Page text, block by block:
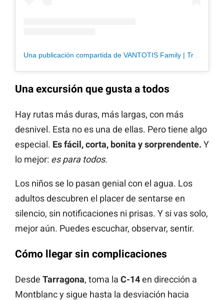
Una excursión que gusta a todos
Hay rutas más duras, más largas, con más
desnivel. Esta no es una de ellas. Pero tiene algo
especial. Es fácil, corta, bonita y sorprendente. Y
lo mejor: es para todos.
Los niños se lo pasan genial con el agua. Los
adultos descubren el placer de sentarse en
silencio, sin notificaciones ni prisas. Y si vas solo,
mejor aún. Puedes escuchar, observar, sentir.
Cómo llegar sin complicaciones
Desde Tarragona, toma la C-14en dirección a
Montblanc y sigue hasta la desviación hacia